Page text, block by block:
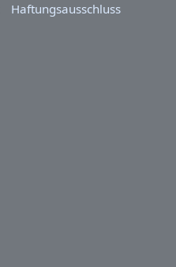
Haftungsausschluss